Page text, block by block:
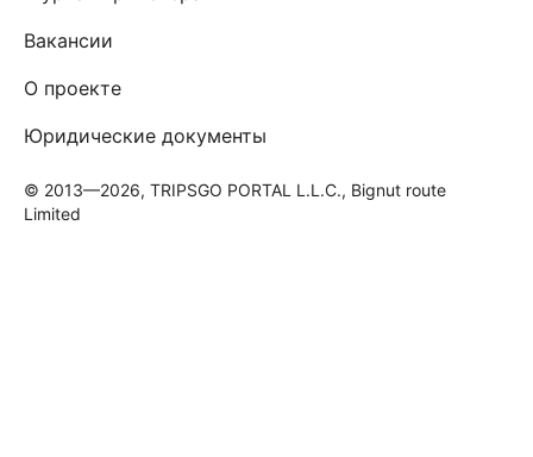
Вакансии
О проекте
Юридические документы
© 2013—2026, TRIPSGO PORTAL L.L.C., Bignut route
Limited